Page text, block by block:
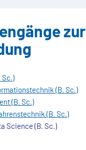
zur
Sc.)
(B. Sc.)
(B. Sc.)
(B. Sc.)
Science (B. Sc.)